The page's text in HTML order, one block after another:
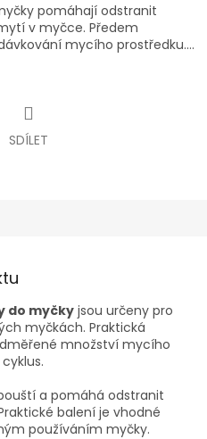
pomáhají odstranit
v myčce. Předem
mycího prostředku.…
SDÍLET
do myčky jsou určeny pro
myčkách. Praktická
množství mycího
a pomáhá odstranit
balení je vhodné
používáním myčky.